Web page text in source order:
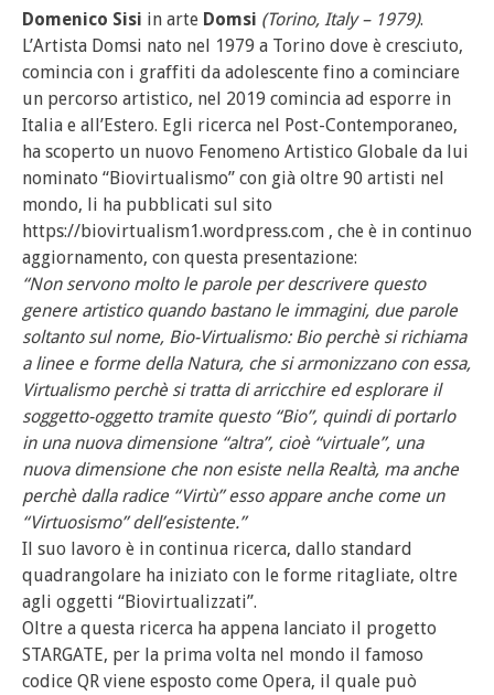
Domenico Sisi in arte Domsi (Torino, Italy – 1979).
L’Artista Domsi nato nel 1979 a Torino dove è cresciuto,
comincia con i graffiti da adolescente fino a cominciare
un percorso artistico, nel 2019 comincia ad esporre in
Italia e all’Estero. Egli ricerca nel Post-Contemporaneo,
ha scoperto un nuovo Fenomeno Artistico Globale da lui
nominato “Biovirtualismo” con già oltre 90 artisti nel
mondo, li ha pubblicati sul sito
https://biovirtualism1.wordpress.com , che è in continuo
aggiornamento, con questa presentazione:
“Non servono molto le parole per descrivere questo
genere artistico quando bastano le immagini, due parole
soltanto sul nome, Bio-Virtualismo: Bio perchè si richiama
a linee e forme della Natura, che si armonizzano con essa,
Virtualismo perchè si tratta di arricchire ed esplorare il
soggetto-oggetto tramite questo “Bio”, quindi di portarlo
in una nuova dimensione “altra”, cioè “virtuale”, una
nuova dimensione che non esiste nella Realtà, ma anche
perchè dalla radice “Virtù” esso appare anche come un
“Virtuosismo” dell’esistente.”
Il suo lavoro è in continua ricerca, dallo standard
quadrangolare ha iniziato con le forme ritagliate, oltre
agli oggetti “Biovirtualizzati”.
Oltre a questa ricerca ha appena lanciato il progetto
STARGATE, per la prima volta nel mondo il famoso
codice QR viene esposto come Opera, il quale può